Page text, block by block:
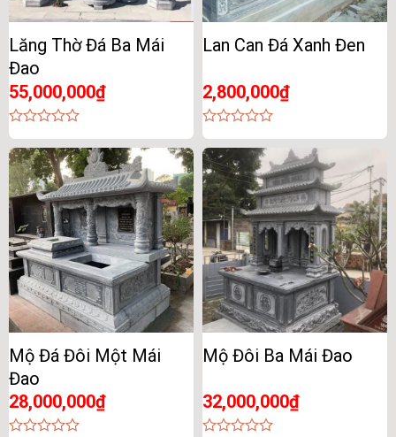
Lăng Thờ Đá Ba Mái
Đao
55,000,000₫
0
out
of
5
Lan Can Đá Xanh Đen
2,800,000₫
0
out
of
5
Mộ Đá Đôi Một Mái
Đao
28,000,000₫
Mộ Đôi Ba Mái Đao
32,000,000₫